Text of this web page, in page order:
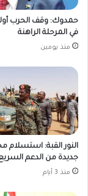
حمدوك: وقف الحرب
في المرحلة الراهنة
منذ يومين
النور القبة: استسلام
جديدة من الدعم
منذ 3 أيام